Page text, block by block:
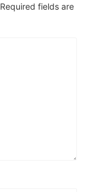
Required fields are